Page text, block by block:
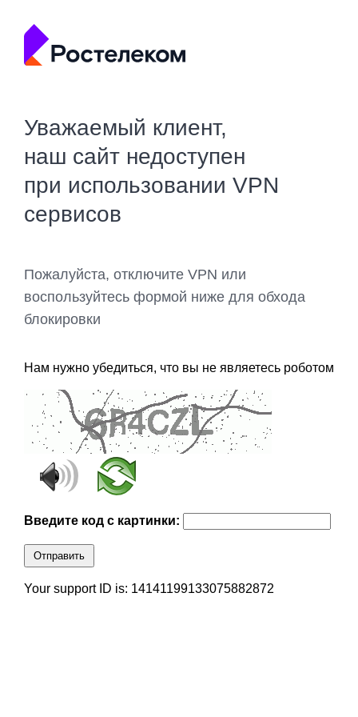
Уважаемый клиент,
наш сайт недоступен
при использовании VPN
сервисов
Пожалуйста, отключите VPN или
воспользуйтесь формой ниже для обхода
блокировки
Нам нужно убедиться, что вы не являетесь роботом
Введите код с картинки:
Отправить
Your support ID is: 14141199133075882872